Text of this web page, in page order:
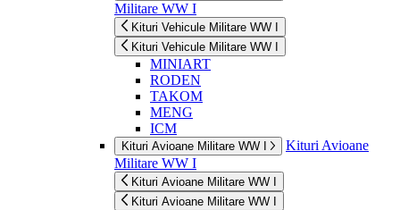
Militare WW I
Kituri Vehicule Militare WW I
Kituri Vehicule Militare WW I
MINIART
RODEN
TAKOM
MENG
ICM
Kituri Avioane Militare WW I
Kituri Avioane
Militare WW I
Kituri Avioane Militare WW I
Kituri Avioane Militare WW I